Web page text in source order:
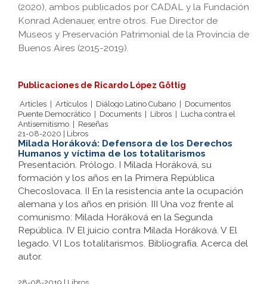
(2020), ambos publicados por CADAL y la Fundación
Konrad Adenauer, entre otros. Fue Director de
Museos y Preservación Patrimonial de la Provincia de
Buenos Aires (2015-2019).
Publicaciones de Ricardo López Göttig
Articles Artículos Diálogo Latino Cubano
Documentos
Puente Democrático
Documents Libros
Lucha contra el
Antisemitismo
Reseñas
21-08-2020 | Libros
Milada Horáková: Defensora de los Derechos
Humanos y víctima de los totalitarismos
Presentación. Prólogo. I Milada Horáková, su
formación y los años en la Primera República
Checoslovaca. II En la resistencia ante la ocupación
alemana y los años en prisión. III Una voz frente al
comunismo: Milada Horáková en la Segunda
República. IV El juicio contra Milada Horáková. V El
legado. VI Los totalitarismos. Bibliografía. Acerca del
autor.